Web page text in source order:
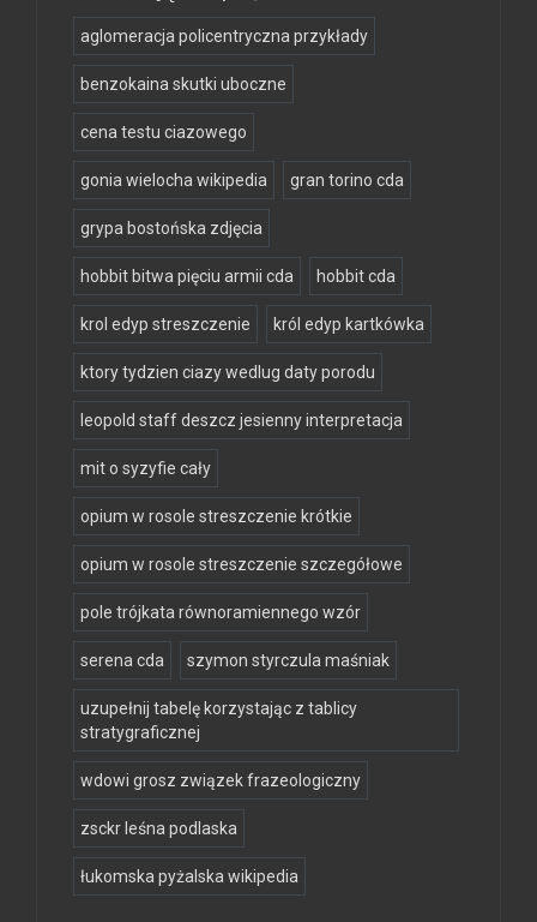
aglomeracja policentryczna przykłady
benzokaina skutki uboczne
cena testu ciazowego
gonia wielocha wikipedia gran torino cda
grypa bostońska zdjęcia
hobbit bitwa pięciu armii cda hobbit cda
krol edyp streszczenie król edyp kartkówka
ktory tydzien ciazy wedlug daty porodu
leopold staff deszcz jesienny interpretacja
mit o syzyfie cały
opium w rosole streszczenie krótkie
opium w rosole streszczenie szczegółowe
pole trójkata równoramiennego wzór
serena cda szymon styrczula maśniak
uzupełnij tabelę korzystając z tablicy
stratygraficznej
wdowi grosz związek frazeologiczny
zsckr leśna podlaska
łukomska pyżalska wikipedia